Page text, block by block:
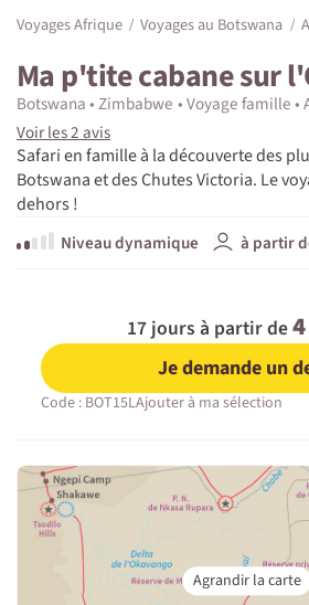
Voyages Afrique Voyages au Botswana
Ma p'tite cabane sur
Botswana Zimbabwe Voyage famille
Voir les 2 avis
Safari en famille à la découverte des
Botswana et des Chutes Victoria. Le
dehors !
Niveau dynamique
à partir
17 jours à partir de
Je demande un
Code : BOT15LAjouter à ma sélection